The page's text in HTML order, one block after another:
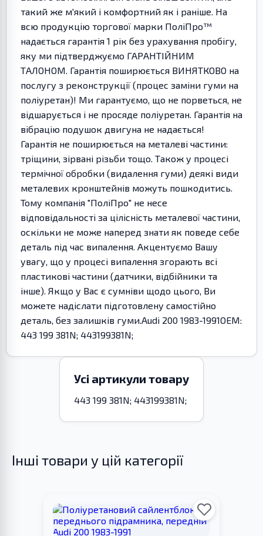
такий же м'який і комфортний як і раніше. На
всю продукцію торгової марки ПоліПро™
надається гарантія 1 рік без урахування пробігу,
яку ми підтверджуємо ГАРАНТІЙНИМ
ТАЛОНОМ. Гарантія поширюється ВИНЯТКОВО на
послугу з реконструкції (процес заміни гуми на
поліуретан)! Ми гарантуємо, що не порветься, не
відшарується і не просяде поліуретан. Гарантія на
вібрацію подушок двигуна не надається!
Гарантія не поширюється на металеві частини:
тріщини, зірвані різьби тощо. Також у процесі
термічної обробки (видалення гуми) деякі види
металевих кронштейнів можуть пошкодитись.
Тому компанія "ПоліПро" не несе
відповідальності за цілісність металевої частини,
оскільки не може наперед знати як поведе себе
деталь під час випалення. Акцентуємо Вашу
увагу, що у процесі випалення згорають всі
пластикові частини (датчики, відбійники та
інше). Якщо у Вас є сумніви щодо цього, Ви
можете надіслати підготовлену самостійно
деталь, без залишків гуми.Audi 200 1983-1991OEM:
443 199 381N; 443199381N;
Усі артикули товару
443 199 381N; 443199381N;
Інші товари у цій категорії